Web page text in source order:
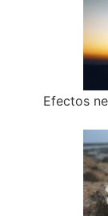
Efectos